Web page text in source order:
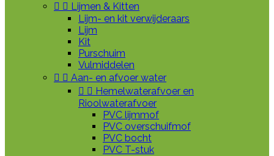
  Lijmen & Kitten
Lijm- en kit verwijderaars
Lijm
Kit
Purschuim
Vulmiddelen
  Aan- en afvoer water
  Hemelwaterafvoer en
Rioolwaterafvoer
PVC lijmmof
PVC overschuifmof
PVC bocht
PVC T-stuk